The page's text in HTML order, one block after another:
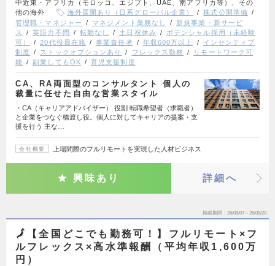
中近東・アフリカ（モロッコ、エジプト、UAE、南アフリカ等）、その
他の海外
海外展開あり（日系グローバル企業）
株式公開準備
管理職・マネジャー
マネジメント業務なし
新規事業・新サービ
ス
英語力不問 転勤なし 土日祝休み
ポテンシャル採用（未経験
可）
20代役員在籍 事業責任者 年収600万以上
インセンティブ
制度
ストックオプションあり フレックス勤務
リモートワーク可
能
副業してもOK 育児支援制度
CA、RA両面型のコンサルタント 個人の
裁量に任せた自由な営業スタイル
・CA（キャリアアドバイザー） 役割 転職希望者（求職者）
と企業をつなぐ橋渡し役。個人に対してキャリアの提案・支
援を行う 主な…
会社概要 上場間際のフルリモートを実現した人材ビジネス
興味あり 詳細へ
掲載期間 26/08/07～26/08/20
🗾【全国どこでも勤務可！】フルリモート×フ
ルフレックス×高水準報酬（平均年収1,600万
円）